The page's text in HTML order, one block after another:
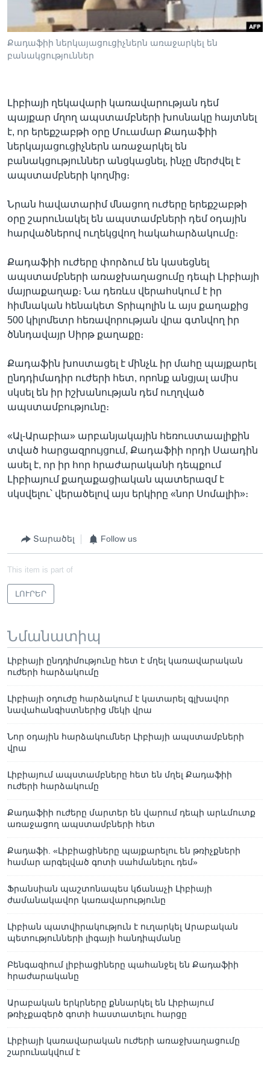
Լեզուներ
Քադաֆիի ներկայացուցիչներն առաջարկել են
բանակցություններ
Լիբիայի ղեկավարի կառավարության դեմ
պայքար մղող ապստամբների խոսնակը հայտնել
է, որ երեքշաբթի օրը Մուամար Քադաֆիի
ներկայացուցիչներն առաջարկել են
բանակցություններ անցկացնել, ինչը մերժվել է
ապստամբների կողմից։
Նրան հավատարիմ մնացող ուժերը երեքշաբթի
օրը շարունակել են ապստամբների դեմ օդային
հարվածներով ուղեկցվող հակահարձակումը։
Քադաֆիի ուժերը փորձում են կասեցնել
ապստամբների առաջխաղացումը դեպի Լիբիայի
մայրաքաղաք։ Նա դեռևս վերահսկում է իր
հիմնական հենակետ Տրիպոլին և այս քաղաքից
500 կիլոմետր հեռավորության վրա գտնվող իր
ծննդավայր Սիրթ քաղաքը։
Քադաֆին խոստացել է մինչև իր մահը պայքարել
ընդդիմադիր ուժերի հետ, որոնք անցյալ ամիս
սկսել են իր իշխանության դեմ ուղղված
ապստամբությունը։
«Ալ-Արաբիա» արբանյակային հեռուստաալիքին
տված հարցազրույցում, Քադաֆիի որդի Սաադին
ասել է, որ իր հոր հրաժարականի դեպքում
Լիբիայում քաղաքացիական պատերազմ է
սկսվելու՝ վերածելով այս երկիրը «նոր Սոմալիի»։
Տարածել Follow us
This item is part of
ԼՈՒՐԵՐ
Նմանատիպ
Լիբիայի ընդդիմությունը հետ է մղել կառավարական
ուժերի հարձակումը
Լիբիայի օդուժը հարձակում է կատարել գլխավոր
նավահանգիստներից մեկի վրա
Նոր օդային հարձակումներ Լիբիայի ապստամբների
վրա
Լիբիայում ապստամբները հետ են մղել Քադաֆիի
ուժերի հարձակումը
Քադաֆիի ուժերը մարտեր են վարում դեպի արևմուտք
առաջացող ապստամբների հետ
Քադաֆի. «Լիբիացիները պայքարելու են թռիչքների
համար արգելված գոտի սահմանելու դեմ»
Ֆրանսիան պաշտոնապես կճանաչի Լիբիայի
ժամանակավոր կառավարությունը
Լիբիան պատվիրակություն է ուղարկել Արաբական
պետությունների լիգայի հանդիպմանը
Բենգազիում լիբիացիները պահանջել են Քադաֆիի
հրաժարականը
Արաբական երկրները քննարկել են Լիբիայում
թռիչքազերծ գոտի հաստատելու հարցը
Լիբիայի կառավարական ուժերի առաջխաղացումը
շարունակվում է